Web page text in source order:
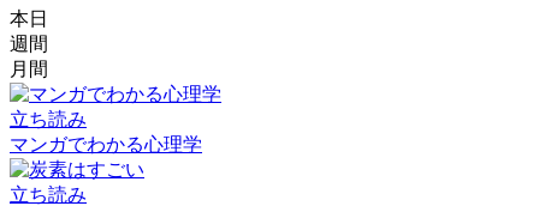
本日
週間
月間
立ち読み
マンガでわかる心理学
立ち読み